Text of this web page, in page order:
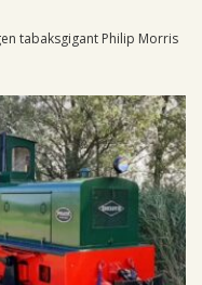
tabaksgigant Philip Morris